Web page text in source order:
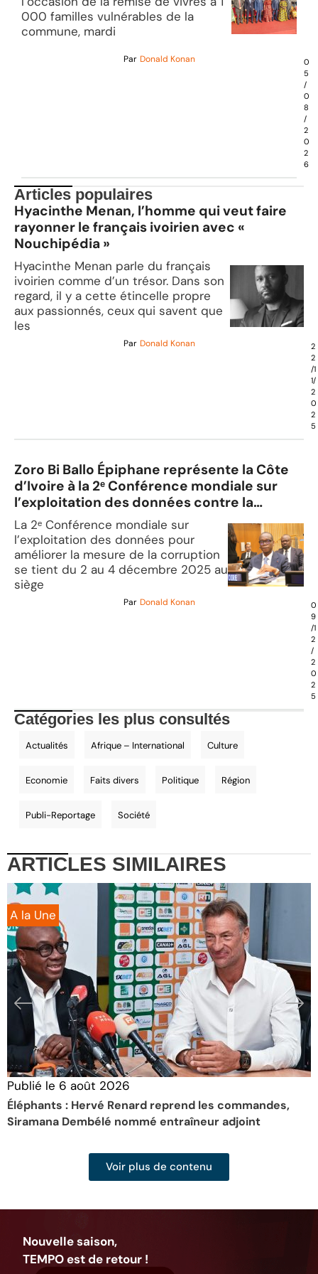
000 familles vulnérables de la
commune, mardi
Par Donald Konan
0
5
/
0
8
/
2
0
2
6
Articles populaires
Hyacinthe Menan, l’homme qui veut faire
rayonner le français ivoirien avec «
Nouchipédia »
Hyacinthe Menan parle du français
ivoirien comme d’un trésor. Dans son
regard, il y a cette étincelle propre
aux passionnés, ceux qui savent que
les
Par Donald Konan
2
2
/1
1/
2
0
2
5
Zoro Bi Ballo Épiphane représente la Côte
d’Ivoire à la 2ᵉ Conférence mondiale sur
l’exploitation des données contre la
corruption
La 2ᵉ Conférence mondiale sur
l’exploitation des données pour
améliorer la mesure de la corruption
se tient du 2 au 4 décembre 2025 au
siège
Par Donald Konan
0
9
/1
2
/
2
0
2
5
Catégories les plus consultés
Actualités Afrique – International Culture
Economie Faits divers Politique Région
Publi-Reportage Société
ARTICLES SIMILAIRES
A la Une
Publié le 6 août 2026
Éléphants : Hervé Renard reprend les commandes,
Siramana Dembélé nommé entraîneur adjoint
Voir plus de contenu
Nouvelle saison,
TEMPO est de retour !